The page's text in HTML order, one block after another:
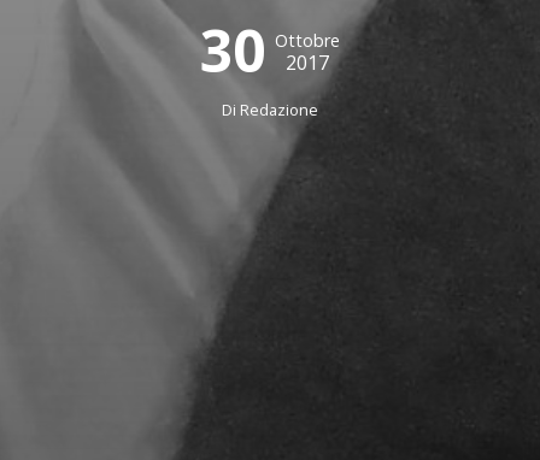
30 Ottobre
2017
Di Redazione